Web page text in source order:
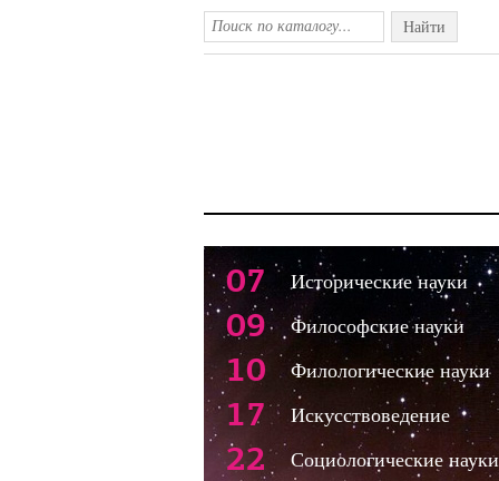
Найти
07 Исторические науки
09 Философские науки
10 Филологические науки
17 Искусствоведение
22 Социологические науки